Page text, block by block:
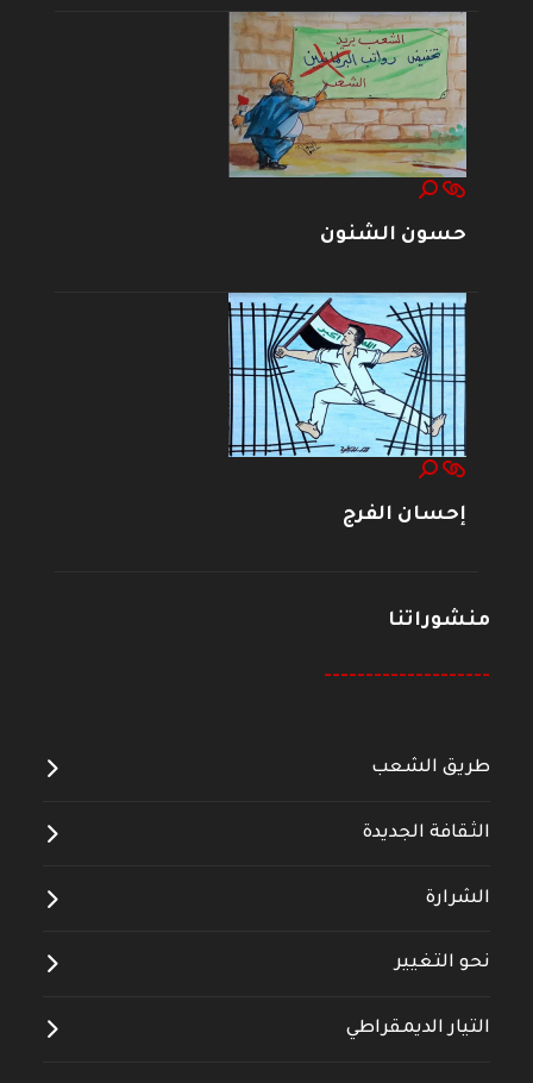
حسون الشنون
إحسان الفرج
منشوراتنا
--------------------
طريق الشعب
الثقافة الجديدة
الشرارة
نحو التغيير
التيار الديمقراطي